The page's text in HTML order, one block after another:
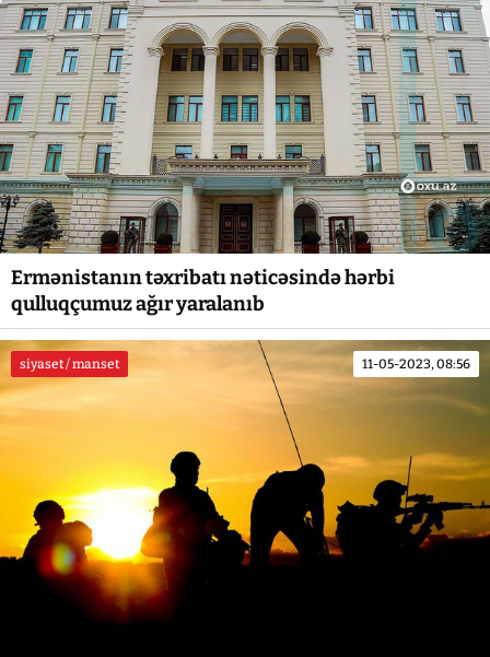
Ermənistanın təxribatı nəticəsində hərbi
qulluqçumuz ağır yaralanıb
siyaset / manset 11-05-2023, 08:56